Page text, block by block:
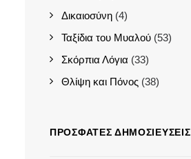
Δικαιοσύνη (4)
Ταξίδια του Μυαλού (53)
Σκόρπια Λόγια (33)
Θλίψη και Πόνος (38)
ΠΡΌΣΦΑΤΕΣ ΔΗΜΟΣΙΕΎΣΕΙΣ